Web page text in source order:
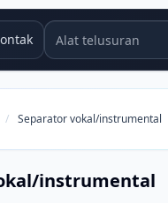
Alat telusuran
/ Separator vokal/instrumental
instrumental